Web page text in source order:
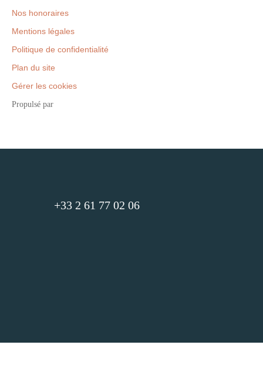
Nos honoraires
Mentions légales
Politique de confidentialité
Plan du site
Gérer les cookies
Propulsé par
+33 2 61 77 02 06